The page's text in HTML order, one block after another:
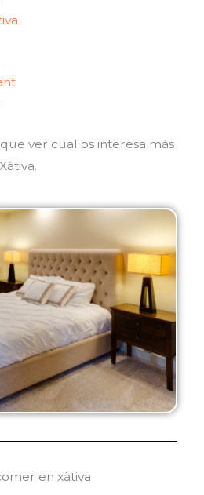
ver cual os interesa más
en xàtiva